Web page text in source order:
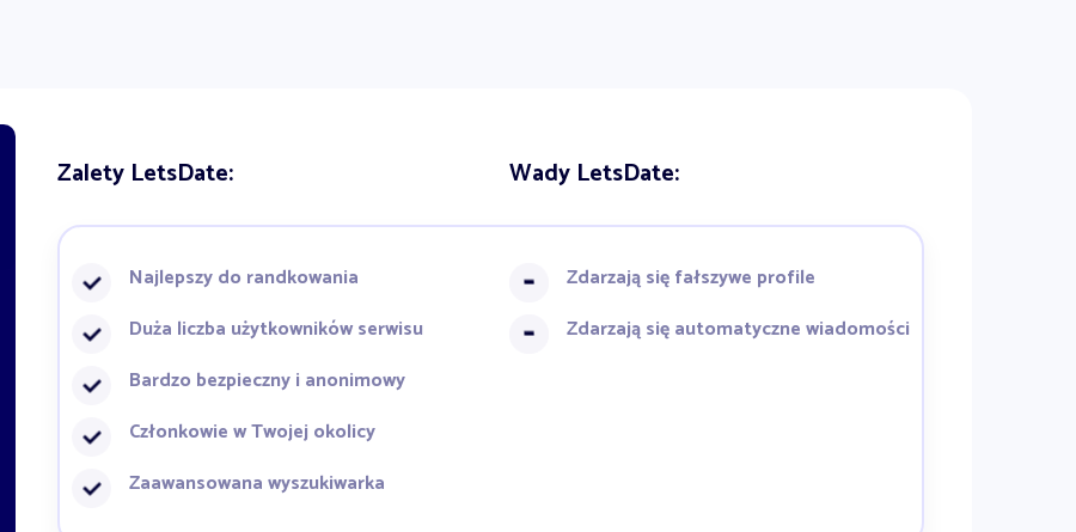
Zalety LetsDate: Wady LetsDate:
Najlepszy do randkowania
Duża liczba użytkowników serwisu
Bardzo bezpieczny i anonimowy
Członkowie w Twojej okolicy
Zaawansowana wyszukiwarka
Zdarzają się fałszywe profile
Zdarzają się automatyczne wiadomości